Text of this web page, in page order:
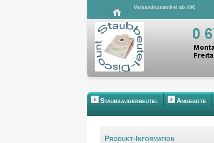
Versandkostenfrei ab 40€
Staubsaugerbeutel Angebote
Produkt-Information